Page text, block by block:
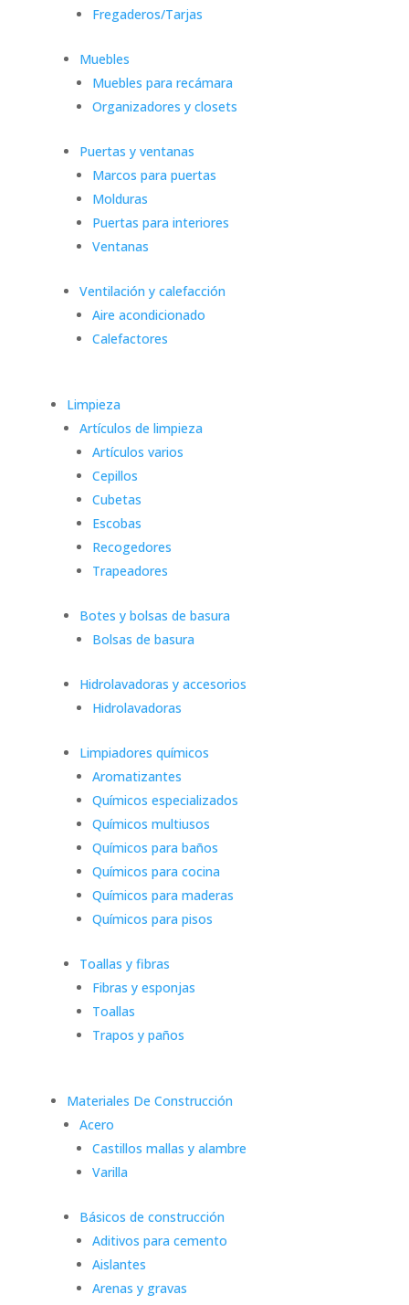
Fregaderos/Tarjas
Muebles
Muebles para recámara
Organizadores y closets
Puertas y ventanas
Marcos para puertas
Molduras
Puertas para interiores
Ventanas
Ventilación y calefacción
Aire acondicionado
Calefactores
Limpieza
Artículos de limpieza
Artículos varios
Cepillos
Cubetas
Escobas
Recogedores
Trapeadores
Botes y bolsas de basura
Bolsas de basura
Hidrolavadoras y accesorios
Hidrolavadoras
Limpiadores químicos
Aromatizantes
Químicos especializados
Químicos multiusos
Químicos para baños
Químicos para cocina
Químicos para maderas
Químicos para pisos
Toallas y fibras
Fibras y esponjas
Toallas
Trapos y paños
Materiales De Construcción
Acero
Castillos mallas y alambre
Varilla
Básicos de construcción
Aditivos para cemento
Aislantes
Arenas y gravas